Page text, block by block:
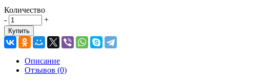
Количество
-
+
Купить
Описание
Отзывов (0)